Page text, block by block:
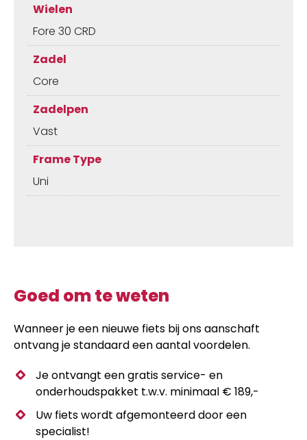
Wielen
Fore 30 CRD
Zadel
Core
Zadelpen
Vast
Frame Type
Uni
Goed om te weten
Wanneer je een nieuwe fiets bij ons aanschaft
ontvang je standaard een aantal voordelen.
Je ontvangt een gratis service- en
onderhoudspakket t.w.v. minimaal € 189,-
Uw fiets wordt afgemonteerd door een
specialist!